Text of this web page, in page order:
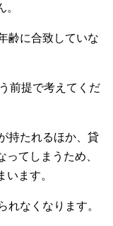
齢に合致していな
前提で考えてくだ
持たれるほか、貸
てしまうため、
ます。
れなくなります。